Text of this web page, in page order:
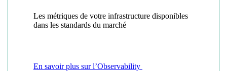
Les métriques de votre infrastructure disponibles
dans les standards du marché
En savoir plus sur l’Observability